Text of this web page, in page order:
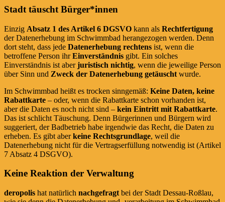
Stadt täuscht Bürger*innen
Einzig Absatz 1 des Artikel 6 DGSVO kann als Rechtfertigung
der Datenerhebung im Schwimmbad herangezogen werden. Denn
dort steht, dass jede Datenerhebung rechtens ist, wenn die
betroffene Person ihrEinverständnis gibt. Ein solches
Einverständnis ist aberjuristisch nichtig, wenn die jeweilige Person
über Sinn und Zweck der Datenerhebung getäuscht wurde.
Im Schwimmbad heißt es trocken sinngemäß: Keine Daten, keine
Rabattkarte – oder, wenn die Rabattkarte schon vorhanden ist,
aber die Daten es noch nicht sind – kein Eintritt mit Rabattkarte.
Das ist schlicht Täuschung. Denn Bürgerinnen und Bürgern wird
suggeriert, der Badbetrieb habe irgendwie das Recht, die Daten zu
erheben. Es gibt aberkeine Rechtsgrundlage, weil die
Datenerhebung nicht für die Vertragserfüllung notwendig ist (Artikel
7 Absatz 4 DSGVO).
Keine Reaktion der Verwaltung
deropolis hat natürlich nachgefragt bei der Stadt Dessau-Roßlau,